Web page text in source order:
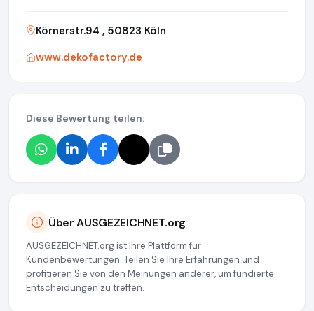
Körnerstr.94 , 50823 Köln
www.dekofactory.de
Diese Bewertung teilen:
Über AUSGEZEICHNET.org
AUSGEZEICHNET.org ist Ihre Plattform für
Kundenbewertungen. Teilen Sie Ihre Erfahrungen und
profitieren Sie von den Meinungen anderer, um fundierte
Entscheidungen zu treffen.